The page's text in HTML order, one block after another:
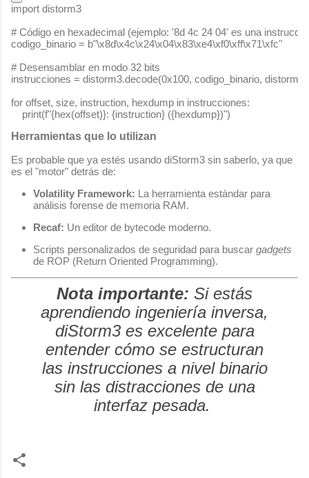
import distorm3
# Código en hexadecimal (ejemplo: '8d 4c 24 04' es una
codigo_binario = b"\x8d\x4c\x24\x04\x83\xe4\xf0\xff\x71\xfc"
# Desensamblar en modo 32 bits
instrucciones = distorm3.decode(0x100, codigo_binario,
for offset, size, instruction, hexdump in instrucciones:
    print(
f"{hex(offset)}: {instruction} ({hexdump})"
Herramientas que lo utilizan
Es probable que ya estés usando diStorm3 sin saberlo, ya que
es el "motor" detrás de:
Volatility Framework: La herramienta estándar para
análisis forense de memoria RAM.
Recaf: Un editor de bytecode moderno.
Scripts personalizados de seguridad para buscar gadgets
de ROP (Return Oriented Programming).
Nota importante: Si estás
aprendiendo ingeniería inversa,
diStorm3 es excelente para
entender cómo se estructuran
las instrucciones a nivel binario
sin las distracciones de una
interfaz pesada.